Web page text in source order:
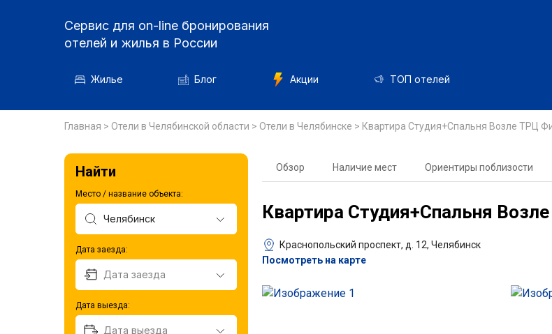
Сервис для on-line бронирования
отелей и жилья в России
Жилье Блог Акции ТОП отелей
Главная > Отели в Челябинской области > Отели в Челябинске > Квартира Студия+Спальня Возле ТРЦ
Найти
Место / название объекта:
Дата заезда:
Дата выезда:
Обзор Наличие мест Ориентиры поблизости
Квартира Студия+Спальня
Краснопольский проспект, д. 12, Челябинск
Посмотреть на карте